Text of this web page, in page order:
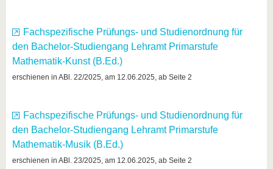
Fachspezifische Prüfungs- und Studienordnung für
den Bachelor-Studiengang Lehramt Primarstufe
Mathematik-Kunst (B.Ed.)
erschienen in ABl. 22/2025, am 12.06.2025, ab Seite 2
Fachspezifische Prüfungs- und Studienordnung für
den Bachelor-Studiengang Lehramt Primarstufe
Mathematik-Musik (B.Ed.)
erschienen in ABl. 23/2025, am 12.06.2025, ab Seite 2